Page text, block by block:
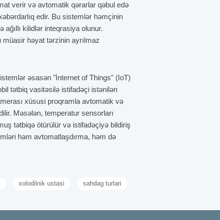
verir və avtomatik qərarlar qəbul edə
edir. Bu sistemlər həmçinin
kilidlər inteqrasiya olunur.
müasir həyat tərzinin ayrılmaz
əsasən "İnternet of Things" (IoT)
tətbiq vasitəsilə istifadəçi istənilən
xüsusi proqramla avtomatik və
Məsələn, temperatur sensorları
tətbiqə ötürülür və istifadəçiyə bildiriş
həm avtomatlaşdırma, həm də
cihazlarla inteqrasiya imkanlarını
məqamlar arasındadır.
dostu olması gündəlik istifadədə
xolodilnik ustasi sahdag turlari